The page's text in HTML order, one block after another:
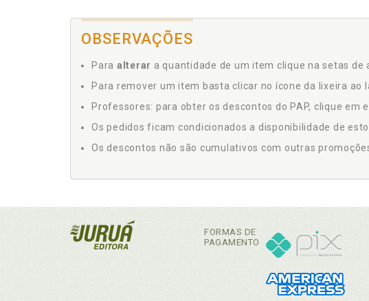
OBSERVAÇÕES
Para alterar a quantidade de um item clique na setas
Para remover um item basta clicar no ícone da lixeira ao
Professores: para obter os descontos do PAP, clique
Os pedidos ficam condicionados a disponibilidade de
Os descontos não são cumulativos com outras
FORMAS DE
PAGAMENTO